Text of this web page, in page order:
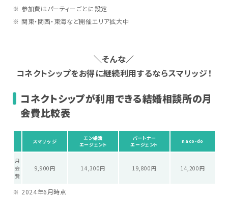
参加費はパーティーごとに設定
関東・関西・東海など開催エリア拡大中
＼そんな／
コネクトシップをお得に継続利用するならスマリッジ！
コネクトシップが利用できる結婚相談所の月
会費比較表
スマリッジ
エン婚活
エージェント
パートナー
エージェント
naco-do
月
会
費
9,900円 14,300円 19,800円 14,200円
2024年6月時点